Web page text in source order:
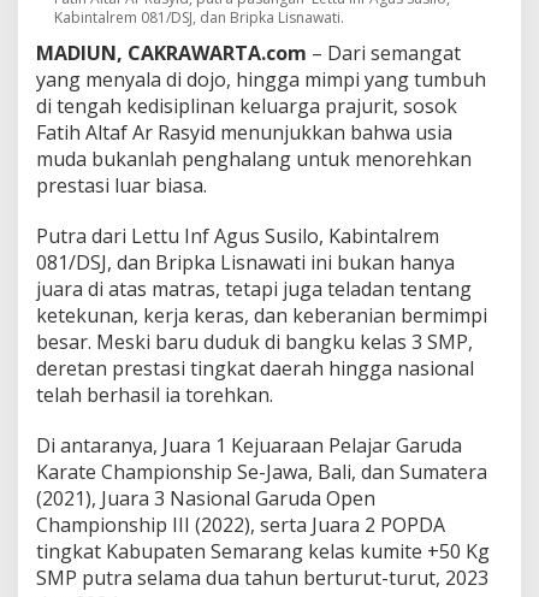
r
M
e
n
u
j
u
A
k
i
l
:
a
i
h
e
t
a
r
u
n
g
Kabintalrem 081/DSJ, dan Bripka Lisnawati.
MADIUN, CAKRAWARTA.com – Dari semangat
yang menyala di dojo, hingga mimpi yang tumbuh
di tengah kedisiplinan keluarga prajurit, sosok
Fatih Altaf Ar Rasyid menunjukkan bahwa usia
muda bukanlah penghalang untuk menorehkan
prestasi luar biasa.
Putra dari Lettu Inf Agus Susilo, Kabintalrem
081/DSJ, dan Bripka Lisnawati ini bukan hanya
juara di atas matras, tetapi juga teladan tentang
ketekunan, kerja keras, dan keberanian bermimpi
besar. Meski baru duduk di bangku kelas 3 SMP,
deretan prestasi tingkat daerah hingga nasional
telah berhasil ia torehkan.
Di antaranya, Juara 1 Kejuaraan Pelajar Garuda
Karate Championship Se-Jawa, Bali, dan Sumatera
(2021), Juara 3 Nasional Garuda Open
Championship III (2022), serta Juara 2 POPDA
tingkat Kabupaten Semarang kelas kumite +50 Kg
SMP putra selama dua tahun berturut-turut, 2023